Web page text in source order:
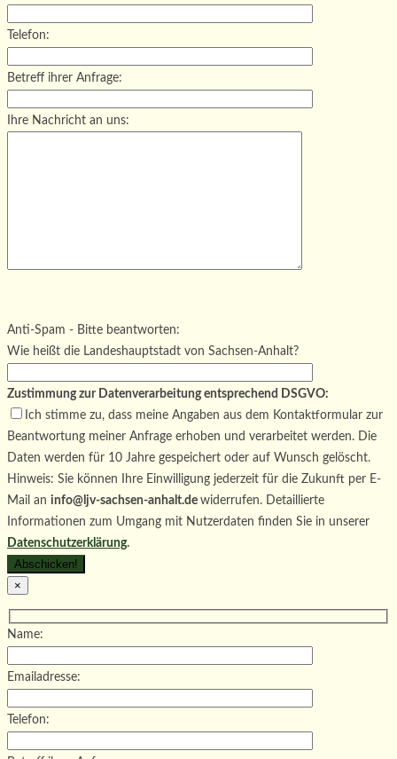
Telefon:
Betreff ihrer Anfrage:
Ihre Nachricht an uns:
Bitte lasse dieses Feld leer.
Anti-Spam - Bitte beantworten:
Wie heißt die Landeshauptstadt von Sachsen-Anhalt?
Zustimmung zur Datenverarbeitung entsprechend DSGVO:
Ich stimme zu, dass meine Angaben aus dem Kontaktformular zur
Beantwortung meiner Anfrage erhoben und verarbeitet werden. Die
Daten werden für 10 Jahre gespeichert oder auf Wunsch gelöscht.
Hinweis: Sie können Ihre Einwilligung jederzeit für die Zukunft per E-
Mail an info@ljv-sachsen-anhalt.de widerrufen. Detaillierte
Informationen zum Umgang mit Nutzerdaten finden Sie in unserer
Datenschutzerklärung.
×
Name:
Emailadresse:
Telefon: